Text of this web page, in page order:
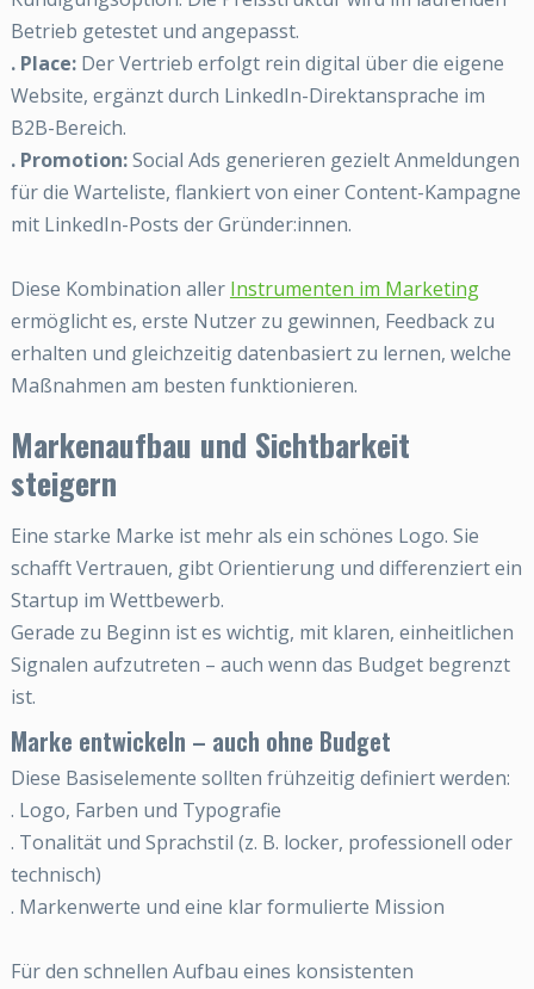
Betrieb getestet und angepasst.
. Place:Der Vertrieb erfolgt rein digital über die eigene
Website, ergänzt durch LinkedIn-Direktansprache im
B2B-Bereich.
. Promotion:Social Ads generieren gezielt Anmeldungen
für die Warteliste, flankiert von einer Content-Kampagne
mit LinkedIn-Posts der Gründer:innen.
Diese Kombination aller Instrumenten im Marketing
ermöglicht es, erste Nutzer zu gewinnen, Feedback zu
erhalten und gleichzeitig datenbasiert zu lernen, welche
Maßnahmen am besten funktionieren.
Markenaufbau und Sichtbarkeit
steigern
Eine starke Marke ist mehr als ein schönes Logo. Sie
schafft Vertrauen, gibt Orientierung und differenziert ein
Startup im Wettbewerb.
Gerade zu Beginn ist es wichtig, mit klaren, einheitlichen
Signalen aufzutreten – auch wenn das Budget begrenzt
ist.
Marke entwickeln – auch ohne Budget
Diese Basiselemente sollten frühzeitig definiert werden:
. Logo, Farben und Typografie
. Tonalität und Sprachstil (z. B. locker, professionell oder
technisch)
. Markenwerte und eine klar formulierte Mission
Für den schnellen Aufbau eines konsistenten